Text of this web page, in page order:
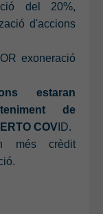
del 20%,
d'accions
exoneració
estaran
de
COV ID.
més crèdit